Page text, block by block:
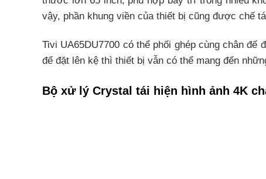
vậy, phần khung viền của thiết bị cũng được chế
Tivi UA65DU7700 có thể phối ghép cùng chân
để đặt lên kệ thì thiết bị vẫn có thể mang đến
Bộ xử lý Crystal tái hiện hình ảnh 4K
cả nội dung đầu vào trên tivi sẽ được tái tạo lại